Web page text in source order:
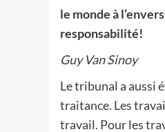
le monde à
responsabilité!
Guy Van Sinoy
Le tribunal a aussi
traitance. Les
travail. Pour les